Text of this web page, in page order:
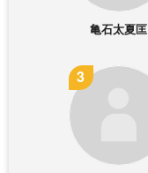
亀石太夏匡